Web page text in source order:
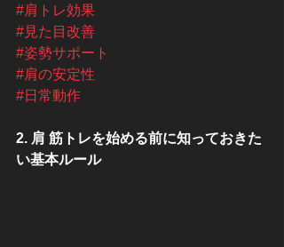
#肩トレ効果
#見た目改善
#姿勢サポート
#肩の安定性
#日常動作
2. 肩 筋トレを始める前に知っておきた
い基本ルール